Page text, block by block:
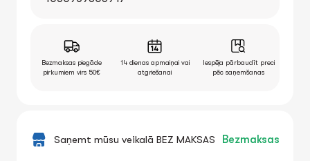
Bezmaksas piegāde
pirkumiem virs 50€
14 dienas apmaiņai vai
atgriešanai
Iespēja pārbaudīt preci
pēc saņemšanas
Saņemt mūsu veikalā BEZ MAKSAS Bezmaksas